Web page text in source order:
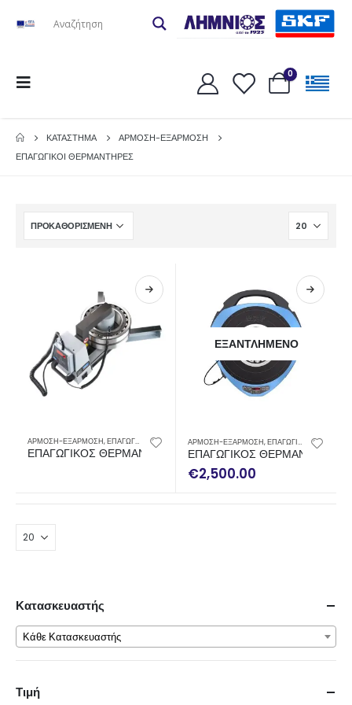
0
ΚΑΤΆΣΤΗΜΑ
ΑΡΜΟΣΗ-ΕΞΑΡΜΟΣΗ
ΕΠΑΓΩΓΙΚΟΙ ΘΕΡΜΑΝΤΗΡΕΣ
ΑΡΜΟΣΗ-ΕΞΑΡΜΟΣΗ,ΕΠΑΓΩΓΙΚΟΙ ΘΕΡΜΑΝΤΗΡΕΣ
ΕΠΑΓΩΓΙΚΟΣ ΘΕΡΜΑΝΤΗΡΑΣ SKF TIH 030M / 230V
ΕΞΑΝΤΛΗΜΈΝΟ
ΑΡΜΟΣΗ-ΕΞΑΡΜΟΣΗ,ΕΠΑΓΩΓΙΚΟΙ ΘΕΡΜΑΝΤΗΡΕΣ
ΕΠΑΓΩΓΙΚΟΣ ΘΕΡΜΑΝΤΗΡΑΣ
€2,500.00
Κατασκευαστής
Κάθε Κατασκευαστής
Τιμή